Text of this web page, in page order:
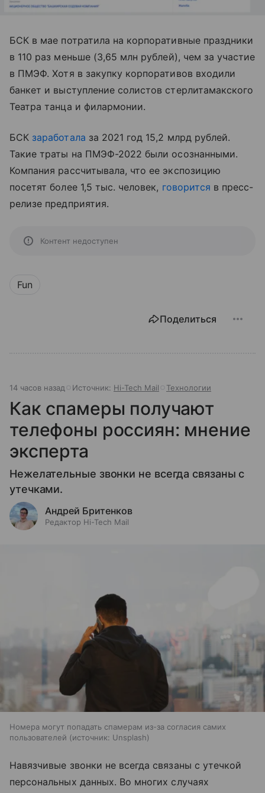
БСК в мае потратила на корпоративные праздники
в 110 раз меньше (3,65 млн рублей), чем за участие
в ПМЭФ. Хотя в закупку корпоративов входили
банкет и выступление солистов стерлитамакского
Театра танца и филармонии.
БСК заработала за 2021 год 15,2 млрд рублей.
Такие траты на ПМЭФ-2022 были осознанными.
Компания рассчитывала, что ее экспозицию
посетят более 1,5 тыс. человек, говорится в пресс-
релизе предприятия.
Контент недоступен
Fun
Поделиться
14 часов назад Источник: Hi-Tech Mail Технологии
Как спамеры получают
телефоны россиян: мнение
эксперта
Нежелательные звонки не всегда связаны с
утечками.
Андрей Бритенков
Редактор Hi-Tech Mail
Номера могут попадать спамерам из-за согласия самих
пользователей
источник: Unsplash
Навязчивые звонки не всегда связаны с утечкой
персональных данных. Во многих случаях